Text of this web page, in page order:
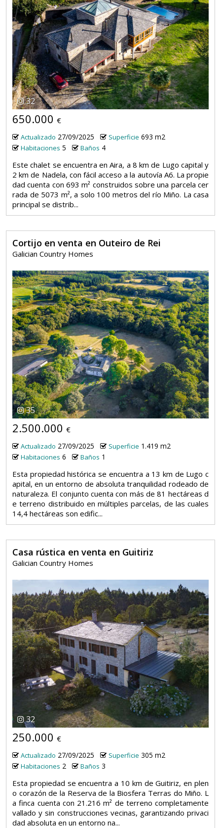
32
650.000 €
Actualizado 27/09/2025 Superficie 693 m2
Habitaciones 5 Baños 4
Este chalet se encuentra en Aira, a 8 km de Lugo capital y
2 km de Nadela, con fácil acceso a la autovía A6. La propie
dad cuenta con 693 m² construidos sobre una parcela cer
rada de 5073 m², a solo 100 metros del río Miño. La casa
principal se distrib...
Cortijo en venta en Outeiro de Rei
Galician Country Homes
35
2.500.000 €
Actualizado 27/09/2025 Superficie 1.419 m2
Habitaciones 6 Baños 1
Esta propiedad histórica se encuentra a 13 km de Lugo c
apital, en un entorno de absoluta tranquilidad rodeado de
naturaleza. El conjunto cuenta con más de 81 hectáreas d
e terreno distribuido en múltiples parcelas, de las cuales
14,4 hectáreas son edific...
Casa rústica en venta en Guitiriz
Galician Country Homes
32
250.000 €
Actualizado 27/09/2025 Superficie 305 m2
Habitaciones 2 Baños 3
Esta propiedad se encuentra a 10 km de Guitiriz, en plen
o corazón de la Reserva de la Biosfera Terras do Miño. L
a finca cuenta con 21.216 m² de terreno completamente
vallado y sin construcciones vecinas, garantizando privaci
dad absoluta en un entorno na...